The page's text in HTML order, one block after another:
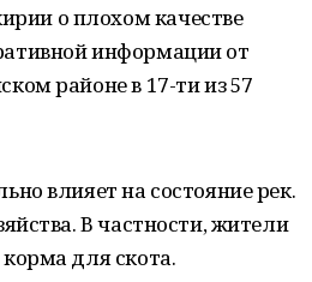
о плохом качестве
информации от
районе в 17-ти из 57
влияет на состояние рек.
В частности, жители
для скота.